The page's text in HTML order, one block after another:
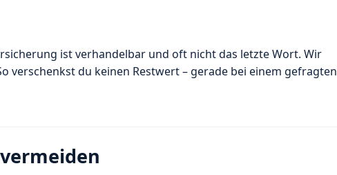
ist verhandelbar und oft nicht das letzte Wort. Wir
verschenkst du keinen Restwert – gerade bei einem gefragten